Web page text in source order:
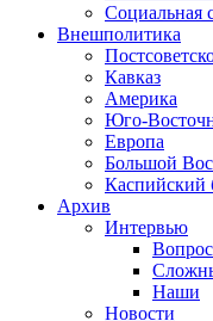
Социальная
Внешполитика
Кавказ
Америка
Юго-
Европа
Большой
Каспийский
Архив
Интервью
Наши
Новости